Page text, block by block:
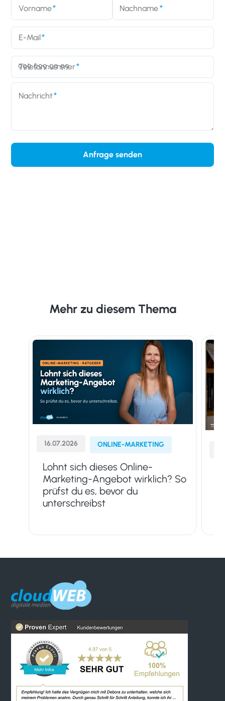
Vorname Nachname
E-Mail
Telefonnummer
Nachricht
Anfrage senden
Mehr zu diesem Thema
16.07.2026 ONLINE-MARKETING
Lohnt sich dieses Online-
Marketing-Angebot wirklich? So
prüfst du es, bevor du
unterschreibst